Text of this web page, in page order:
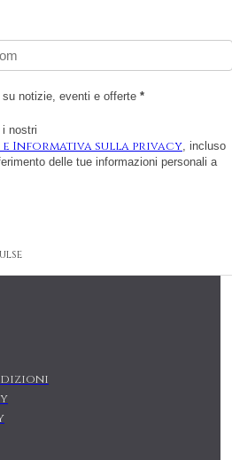
notizie, eventi e offerte *
nostri
Informativa sulla privacy, incluso
delle tue informazioni personali a